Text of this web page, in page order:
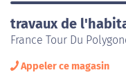
travaux de
France Tour Du
Appeler ce magasin